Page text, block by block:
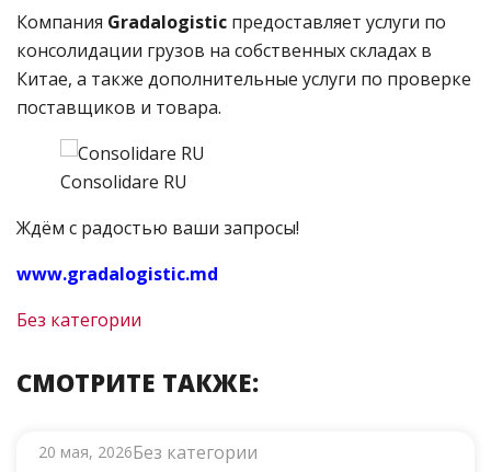
Компания Gradalogistic предоставляет услуги по
консолидации грузов на собственных складах в
Китае, а также дополнительные услуги по проверке
поставщиков и товара.
Consolidare RU
Ждём с радостью ваши запросы!
www.gradalogistic.md
Без категории
СМОТРИТЕ ТАКЖЕ:
20 мая, 2026Без категории